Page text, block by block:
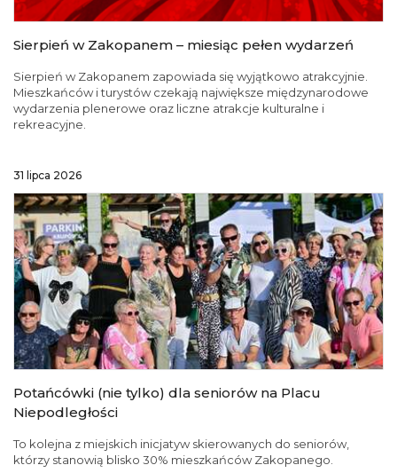
Sierpień w Zakopanem – miesiąc pełen wydarzeń
Sierpień w Zakopanem zapowiada się wyjątkowo atrakcyjnie.
Mieszkańców i turystów czekają największe międzynarodowe
wydarzenia plenerowe oraz liczne atrakcje kulturalne i
rekreacyjne.
31 lipca 2026
Potańcówki (nie tylko) dla seniorów na Placu
Niepodległości
To kolejna z miejskich inicjatyw skierowanych do seniorów,
którzy stanowią blisko 30% mieszkańców Zakopanego.